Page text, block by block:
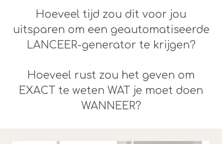
Hoeveel tijd zou dit voor jou
uitsparen om een geautomatiseerde
LANCEER-generator te krijgen?
Hoeveel rust zou het geven om
EXACT te weten WAT je moet doen
WANNEER?